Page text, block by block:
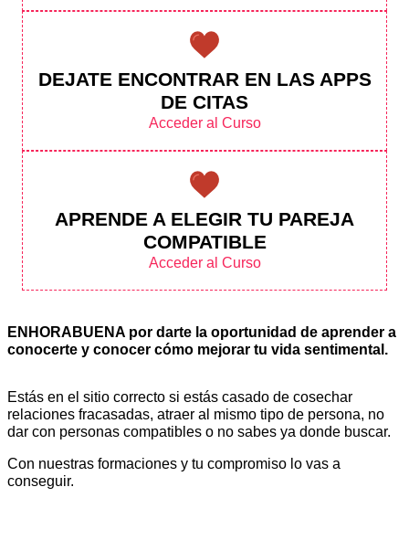
DEJATE ENCONTRAR EN LAS APPS
DE CITAS
Acceder al Curso
APRENDE A ELEGIR TU PAREJA
COMPATIBLE
Acceder al Curso
ENHORABUENA por darte la oportunidad de aprender a
conocerte y conocer cómo mejorar tu vida sentimental.
Estás en el sitio correcto si estás casado de cosechar
relaciones fracasadas, atraer al mismo tipo de persona, no
dar con personas compatibles o no sabes ya donde buscar.
Con nuestras formaciones y tu compromiso lo vas a
conseguir.